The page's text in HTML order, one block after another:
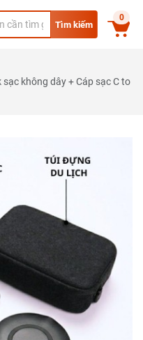
Tìm kiếm
0
không dây + Cáp sạc C to